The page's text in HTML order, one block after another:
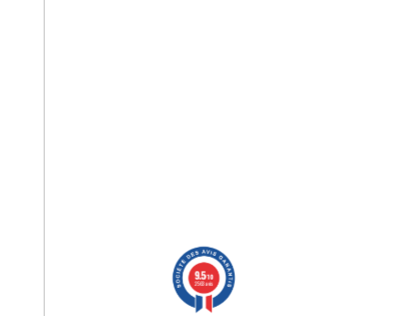
9.5/10
2563 avis